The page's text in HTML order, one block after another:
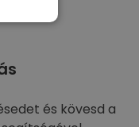
és kövesd a